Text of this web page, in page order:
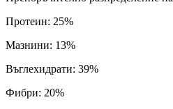
Протеин: 25%
Мазнини: 13%
Въглехидрати: 39%
Фибри: 20%